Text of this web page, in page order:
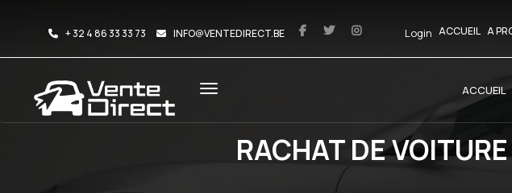
+ 32 4 86 33 33 73 INFO@VENTEDIRECT.BE Login ACCUEIL A
ACCUEIL
RACHAT DE